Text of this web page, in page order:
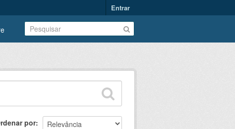
Entrar
por